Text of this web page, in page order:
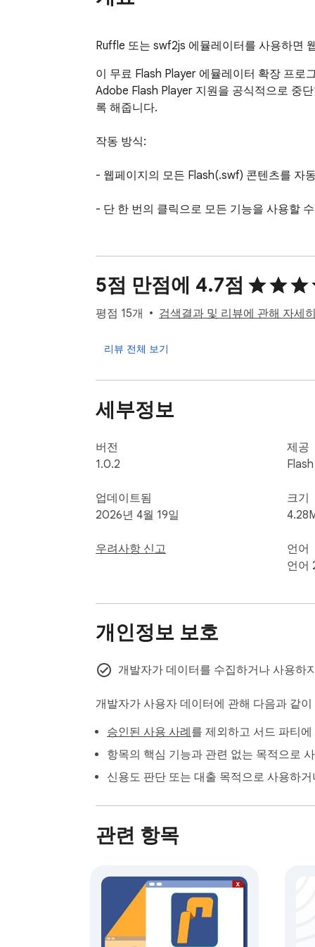
Ruffle 또는 swf2js 에뮬레이터를 사용하면
이 무료 Flash Player 에뮬레이터 확장 프
Adobe Flash Player 지원을 공식적으로 중
록 해줍니다.
작동 방식:
- 웹페이지의 모든 Flash(.swf) 콘텐츠를 자
- 단 한 번의 클릭으로 모든 기능을 사용할
주요 기능:
- 강력한 오픈 소스 에뮬레이터인
- 원본 Flash 객체의 크기와 최대한 유사한
- .swf 파일을 확장 프로그램의 재생 목록에
완전 무료에 가볍고 사용하기 쉽습니다.
(참고: "Adobe Flash Player"는 Adobe Inc.
5점 만점에 4.7점
평점 15개 검색결과 및 리뷰에 관해 자세
리뷰 전체 보기
세부정보
버전
1.0.2
업데이트됨
2026년 4월 19일
우려사항 신고
제공
크기
언어
언어
개인정보 보호
개발자가 데이터를 수집하거나 사용하
개발자가 사용자 데이터에 관해 다음과 같
승인된 사용 사례 를 제외하고 서드 파티
항목의 핵심 기능과 관련 없는 목적으로
신용도 판단 또는 대출 목적으로 사용하
관련 항목